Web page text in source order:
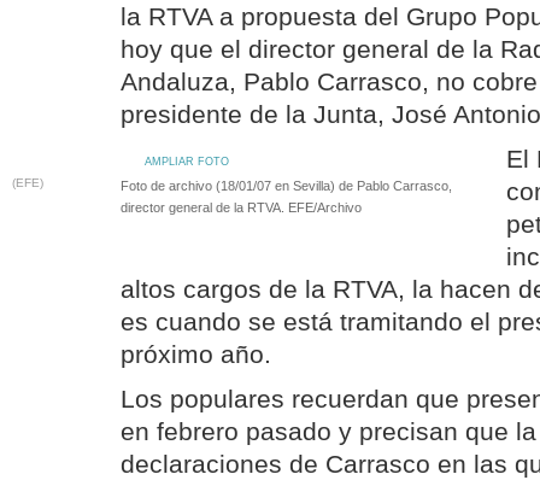
la RTVA a propuesta del Grupo
hoy que el director general de la
Andaluza, Pablo Carrasco, no
presidente de la Junta, José
AMPLIAR FOTO
(EFE)
Foto de archivo (18/01/07 en Sevilla) de Pablo Carrasco,
director general de la RTVA. EFE/Archivo
El
altos cargos de la RTVA, la hacen
es cuando se está tramitando el
próximo año.
Los populares recuerdan que
en febrero pasado y precisan que
declaraciones de Carrasco en las